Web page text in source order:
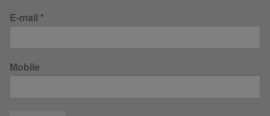
E-mail *
Mobile